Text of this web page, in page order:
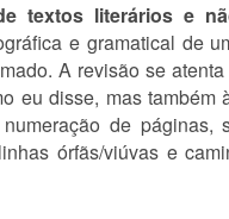
textos literários e
e gramatical de
A revisão se
eu disse, mas também
de páginas,
órfãs/viúvas e